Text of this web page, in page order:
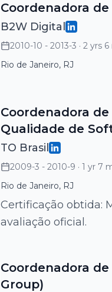
Coordenadora de
B2W Digital
2010-10 - 2013-3 · 2 yrs
Rio de Janeiro, RJ
Coordenadora
Qualidade de
TO Brasil
2009-3 - 2010-9 · 1 yr 7
Rio de Janeiro, RJ
Certificação obtida:
avaliação oficial.
Coordenadora de
Group)